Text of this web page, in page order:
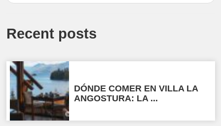
Recent posts
DÓNDE COMER EN VILLA LA
ANGOSTURA: LA ...